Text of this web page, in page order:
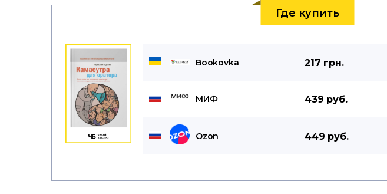
Где купить
Bookovka 217 грн.
МИФ 439 руб.
Ozon 449 руб.